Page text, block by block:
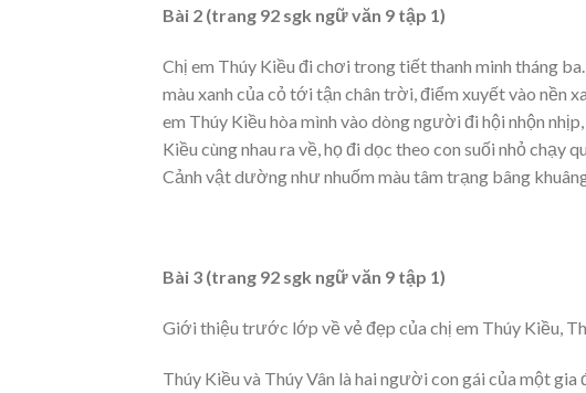
Bài 2 (trang 92 sgk ngữ văn 9 tập 1)
Chị em Thúy Kiều đi chơi trong tiết thanh minh tháng
màu xanh của cỏ tới tận chân trời, điểm xuyết vào nền
em Thúy Kiều hòa mình vào dòng người đi hội nhộn
Kiều cùng nhau ra về, họ đi dọc theo con suối nhỏ chạy
Cảnh vật dường như nhuốm màu tâm trạng bâng
Bài 3 (trang 92 sgk ngữ văn 9 tập 1)
Giới thiệu trước lớp về vẻ đẹp của chị em Thúy Kiều,
Thúy Kiều và Thúy Vân là hai người con gái của một